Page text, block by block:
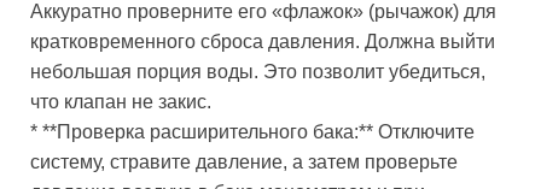
Аккуратно проверните его «флажок» (рычажок) для
кратковременного сброса давления. Должна выйти
небольшая порция воды. Это позволит убедиться,
что клапан не закис.
* **Проверка расширительного бака:** Отключите
систему, стравите давление, а затем проверьте